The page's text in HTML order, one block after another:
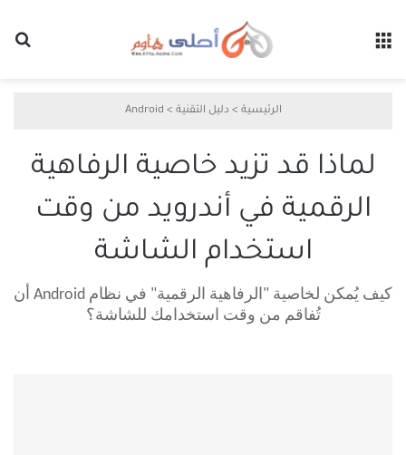
الرئيسية > دليل التقنية >
Android
لماذا قد تزيد خاصية الرفاهية
الرقمية في أندرويد من وقت
استخدام الشاشة
كيف يُمكن لخاصية "الرفاهية الرقمية" في نظام Android أن
تُفاقم من وقت استخدامك للشاشة؟